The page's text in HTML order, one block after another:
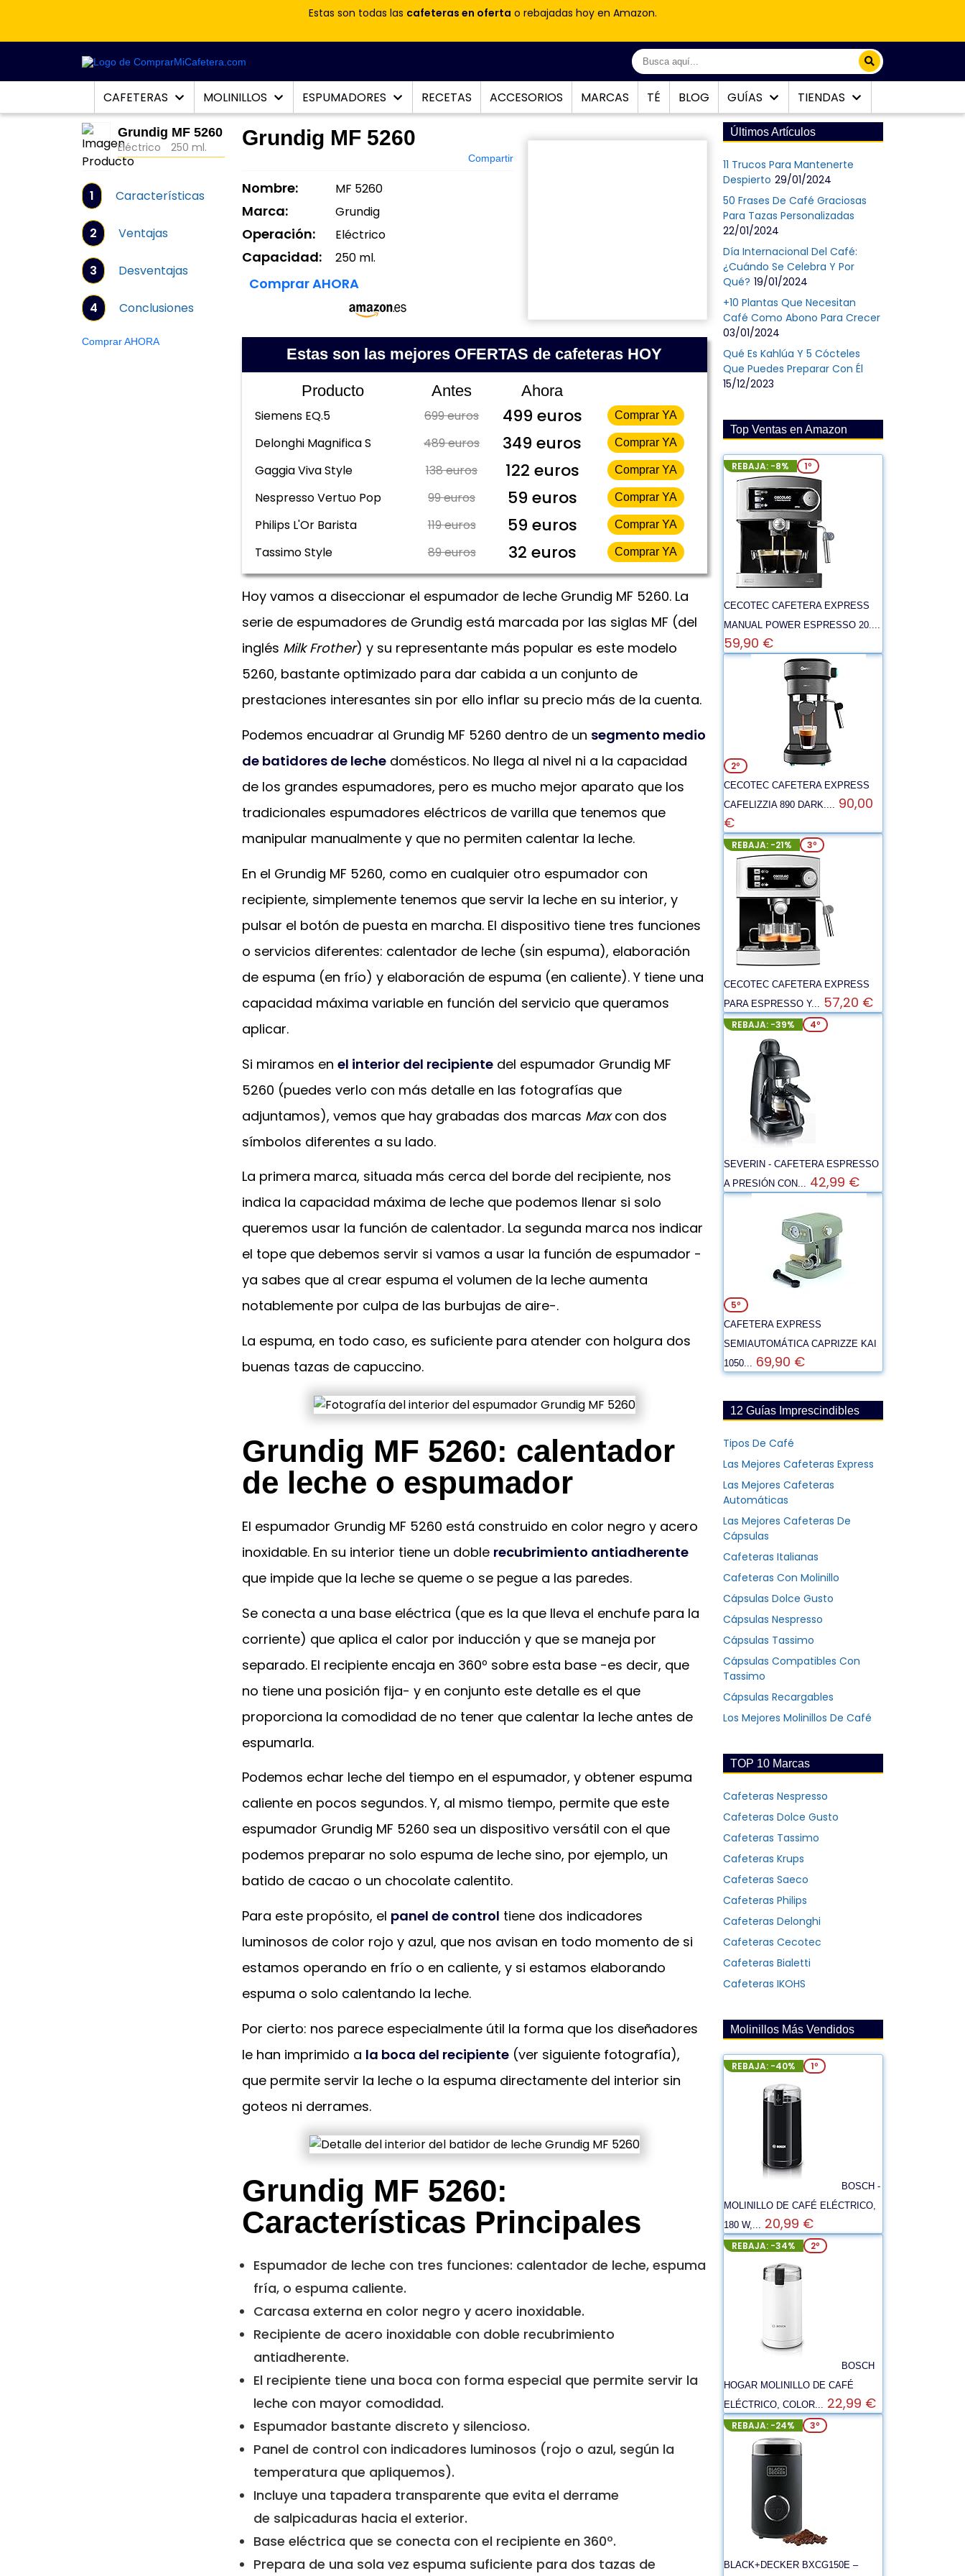
Estas son todas las cafeteras en oferta o rebajadas hoy en Amazon.
CAFETERAS MOLINILLOS ESPUMADORES RECETAS ACCESORIOS MARCAS TÉ BLOG GUÍAS TIENDAS
Grundig MF 5260
Eléctrico
250 ml.
1 Características
2 Ventajas
3 Desventajas
4 Conclusiones
Comprar AHORA
Grundig MF 5260
Compartir
Nombre: MF 5260
Marca: Grundig
Operación: Eléctrico
Capacidad: 250 ml.
Comprar AHORA
Estas son las mejores OFERTAS de cafeteras HOY
Producto Antes Ahora
Siemens EQ.5 699 euros 499 euros Comprar YA
Delonghi Magnifica S 489 euros 349 euros Comprar YA
Gaggia Viva Style 138 euros 122 euros Comprar YA
Nespresso Vertuo Pop 99 euros 59 euros Comprar YA
Philips L'Or Barista 119 euros 59 euros Comprar YA
Tassimo Style 89 euros 32 euros Comprar YA
Hoy vamos a diseccionar el espumador de leche Grundig MF 5260. La
serie de espumadores de Grundig está marcada por las siglas MF (del
inglés Milk Frother) y su representante más popular es este modelo
5260, bastante optimizado para dar cabida a un conjunto de
prestaciones interesantes sin por ello inflar su precio más de la cuenta.
Podemos encuadrar al Grundig MF 5260 dentro de un segmento medio
de batidores de leche domésticos. No llega al nivel ni a la capacidad
de los grandes espumadores, pero es mucho mejor aparato que los
tradicionales espumadores eléctricos de varilla que tenemos que
manipular manualmente y que no permiten calentar la leche.
En el Grundig MF 5260, como en cualquier otro espumador con
recipiente, simplemente tenemos que servir la leche en su interior, y
pulsar el botón de puesta en marcha. El dispositivo tiene tres funciones
o servicios diferentes: calentador de leche (sin espuma), elaboración
de espuma (en frío) y elaboración de espuma (en caliente). Y tiene una
capacidad máxima variable en función del servicio que queramos
aplicar.
Si miramos enel interior del recipiente del espumador Grundig MF
5260 (puedes verlo con más detalle en las fotografías que
adjuntamos), vemos que hay grabadas dos marcas Maxcon dos
símbolos diferentes a su lado.
La primera marca, situada más cerca del borde del recipiente, nos
indica la capacidad máxima de leche que podemos llenar si solo
queremos usar la función de calentador. La segunda marca nos indicar
el tope que debemos servir si vamos a usar la función de espumador -
ya sabes que al crear espuma el volumen de la leche aumenta
notablemente por culpa de las burbujas de aire-.
La espuma, en todo caso, es suficiente para atender con holgura dos
buenas tazas de capuccino.
Grundig MF 5260: calentador
de leche o espumador
El espumador Grundig MF 5260 está construido en color negro y acero
inoxidable. En su interior tiene un doble recubrimiento antiadherente
que impide que la leche se queme o se pegue a las paredes.
Se conecta a una base eléctrica (que es la que lleva el enchufe para la
corriente) que aplica el calor por inducción y que se maneja por
separado. El recipiente encaja en 360º sobre esta base -es decir, que
no tiene una posición fija- y en conjunto este detalle es el que
proporciona la comodidad de no tener que calentar la leche antes de
espumarla.
Podemos echar leche del tiempo en el espumador, y obtener espuma
caliente en pocos segundos. Y, al mismo tiempo, permite que este
espumador Grundig MF 5260 sea un dispositivo versátil con el que
podemos preparar no solo espuma de leche sino, por ejemplo, un
batido de cacao o un chocolate calentito.
Para este propósito, el panel de control tiene dos indicadores
luminosos de color rojo y azul, que nos avisan en todo momento de si
estamos operando en frío o en caliente, y si estamos elaborando
espuma o solo calentando la leche.
Por cierto: nos parece especialmente útil la forma que los diseñadores
le han imprimido a la boca del recipiente (ver siguiente fotografía),
que permite servir la leche o la espuma directamente del interior sin
goteos ni derrames.
Grundig MF 5260:
Características Principales
Espumador de leche con tres funciones: calentador de leche, espuma
fría, o espuma caliente.
Carcasa externa en color negro y acero inoxidable.
Recipiente de acero inoxidable con doble recubrimiento
antiadherente.
El recipiente tiene una boca con forma especial que permite servir la
leche con mayor comodidad.
Espumador bastante discreto y silencioso.
Panel de control con indicadores luminosos (rojo o azul, según la
temperatura que apliquemos).
Incluye una tapadera transparente que evita el derrame
de salpicaduras hacia el exterior.
Base eléctrica que se conecta con el recipiente en 360º.
Prepara de una sola vez espuma suficiente para dos tazas de
Últimos Artículos
11 Trucos Para Mantenerte
Despierto 29/01/2024
50 Frases De Café Graciosas
Para Tazas Personalizadas
22/01/2024
Día Internacional Del Café:
¿Cuándo Se Celebra Y Por
Qué? 19/01/2024
+10 Plantas Que Necesitan
Café Como Abono Para Crecer
03/01/2024
Qué Es Kahlúa Y 5 Cócteles
Que Puedes Preparar Con Él
15/12/2023
Top Ventas en Amazon
REBAJA: -8% 1º
CECOTEC CAFETERA EXPRESS
MANUAL POWER ESPRESSO 20....
59,90 €
2º
CECOTEC CAFETERA EXPRESS
CAFELIZZIA 890 DARK.... 90,00
€
REBAJA: -21% 3º
CECOTEC CAFETERA EXPRESS
PARA ESPRESSO Y... 57,20 €
REBAJA: -39% 4º
SEVERIN - CAFETERA ESPRESSO
A PRESIÓN CON... 42,99 €
5º
CAFETERA EXPRESS
SEMIAUTOMÁTICA CAPRIZZE KAI
1050... 69,90 €
12 Guías Imprescindibles
Tipos De Café
Las Mejores Cafeteras Express
Las Mejores Cafeteras
Automáticas
Las Mejores Cafeteras De
Cápsulas
Cafeteras Italianas
Cafeteras Con Molinillo
Cápsulas Dolce Gusto
Cápsulas Nespresso
Cápsulas Tassimo
Cápsulas Compatibles Con
Tassimo
Cápsulas Recargables
Los Mejores Molinillos De Café
TOP 10 Marcas
Cafeteras Nespresso
Cafeteras Dolce Gusto
Cafeteras Tassimo
Cafeteras Krups
Cafeteras Saeco
Cafeteras Philips
Cafeteras Delonghi
Cafeteras Cecotec
Cafeteras Bialetti
Cafeteras IKOHS
Molinillos Más Vendidos
REBAJA: -40% 1º
BOSCH -
MOLINILLO DE CAFÉ ELÉCTRICO,
180 W,... 20,99 €
REBAJA: -34% 2º
BOSCH
HOGAR MOLINILLO DE CAFÉ
ELÉCTRICO, COLOR... 22,99 €
REBAJA: -24% 3º
BLACK+DECKER BXCG150E –